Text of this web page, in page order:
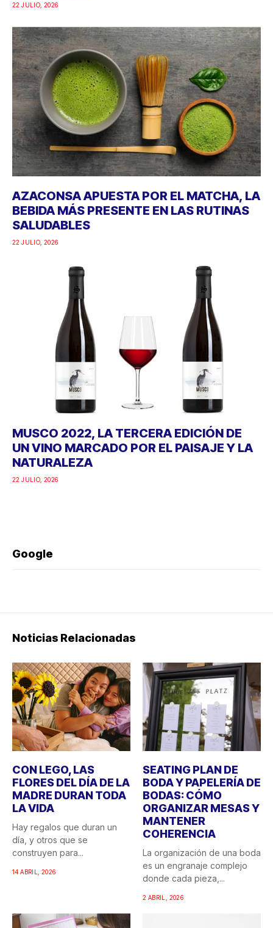
22 JULIO, 2026
AZACONSA APUESTA POR EL MATCHA, LA
BEBIDA MÁS PRESENTE EN LAS RUTINAS
SALUDABLES
22 JULIO, 2026
MUSCO 2022, LA TERCERA EDICIÓN DE
UN VINO MARCADO POR EL PAISAJE Y LA
NATURALEZA
22 JULIO, 2026
Google
Noticias Relacionadas
CON LEGO, LAS
FLORES DEL DÍA DE LA
MADRE DURAN TODA
LA VIDA
Hay regalos que duran un
día, y otros que se
construyen para...
14 ABRIL, 2026
SEATING PLAN DE
BODA Y PAPELERÍA DE
BODAS: CÓMO
ORGANIZAR MESAS Y
MANTENER
COHERENCIA
La organización de una boda
es un engranaje complejo
donde cada pieza,...
2 ABRIL, 2026